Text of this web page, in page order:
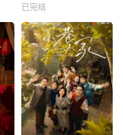
已完结